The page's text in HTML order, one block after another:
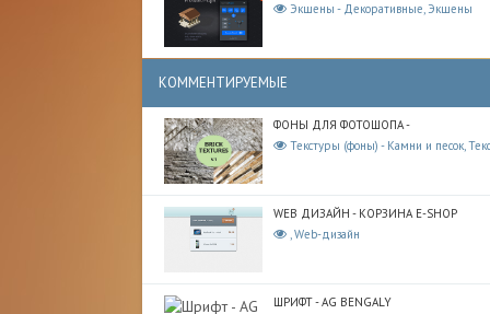
Экшены - Декоративные, Экшены
КОММЕНТИРУЕМЫЕ
ФОНЫ ДЛЯ ФОТОШОПА -
Текстуры (фоны) - Камни и песок,
WEB ДИЗАЙН - КОРЗИНА E-SHOP
, Web-дизайн
ШРИФТ - AG BENGALY